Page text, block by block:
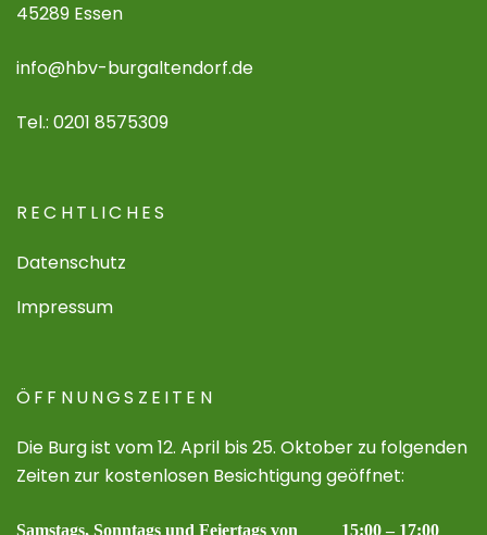
45289 Essen
info@hbv-burgaltendorf.de
Tel.: 0201 8575309
RECHTLICHES
Datenschutz
Impressum
ÖFFNUNGSZEITEN
Die Burg ist vom 12. April bis 25. Oktober zu folgenden
Zeiten zur kostenlosen Besichtigung geöffnet:
Samstags, Sonntags und Feiertags von 15:00 – 17:00